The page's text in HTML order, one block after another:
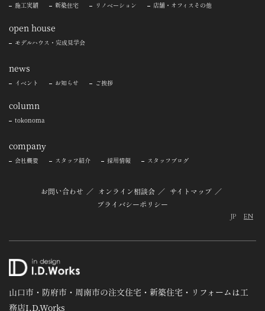
施工実績 新築住宅 リノベーション 店舗・オフィスその他
open house
モデルハウス・完成見学会
news
イベント お知らせ ご挨拶
column
tokonoma
company
会社概要 スタッフ紹介 採用情報 スタッフブログ
お問い合わせ オンライン相談会
サイトマップ
プライバシーポリシー
JP EN
山口市・防府市・周南市の注文住宅・新築住宅・リフォームは工
務店I.D.Works